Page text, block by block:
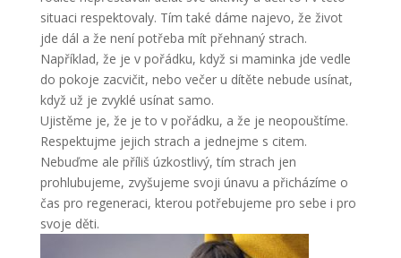
situaci respektovaly. Tím také dáme najevo, že život
jde dál a že není potřeba mít přehnaný strach.
Například, že je v pořádku, když si maminka jde vedle
do pokoje zacvičit, nebo večer u dítěte nebude usínat,
když už je zvyklé usínat samo.
Ujistěme je, že je to v pořádku, a že je neopouštíme.
Respektujme jejich strach a jednejme s citem.
Nebuďme ale příliš úzkostlivý, tím strach jen
prohlubujeme, zvyšujeme svoji únavu a přicházíme o
čas pro regeneraci, kterou potřebujeme pro sebe i pro
svoje děti.